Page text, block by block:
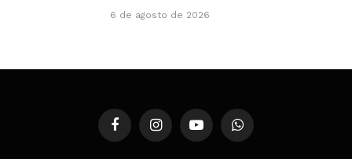
6 de agosto de 2026
FacebookInstagramYouTubeWhatsApp